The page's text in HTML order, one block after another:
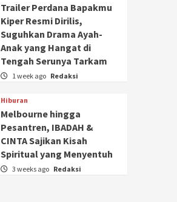
Trailer Perdana Bapakmu
Kiper Resmi Dirilis,
Suguhkan Drama Ayah-
Anak yang Hangat di
Tengah Serunya Tarkam
1 week ago Redaksi
Hiburan
Melbourne hingga
Pesantren, IBADAH &
CINTA Sajikan Kisah
Spiritual yang Menyentuh
3 weeks ago Redaksi